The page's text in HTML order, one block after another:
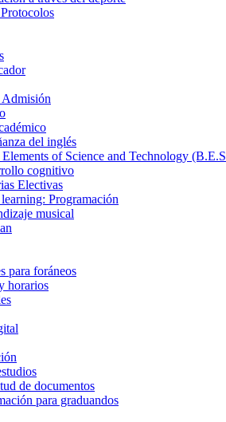
del inglés
of Science and Technology
cognitivo
Electivas
Programación
musical
para foráneos
horarios
de documentos
para graduandos